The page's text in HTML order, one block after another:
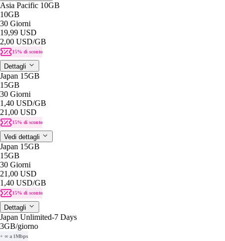
Asia Pacific 10GB
10GB
30 Giorni
19,99 USD
2,00 USD/GB
15% di sconto
Dettagli
Japan 15GB
15GB
30 Giorni
1,40 USD/GB
21,00 USD
15% di sconto
Vedi dettagli
Japan 15GB
15GB
30 Giorni
21,00 USD
1,40 USD/GB
15% di sconto
Dettagli
Japan Unlimited-7 Days
3GB/giorno
+ ∞ a 1Mbps